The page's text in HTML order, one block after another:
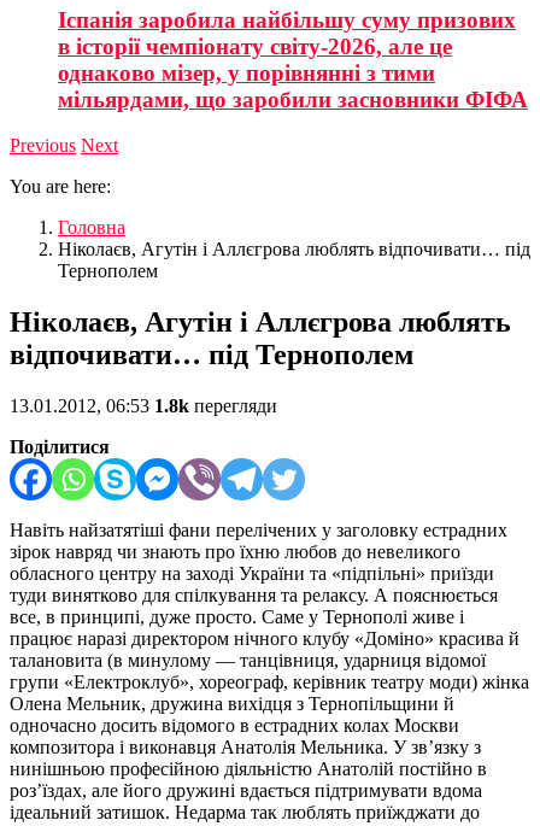
Іспанія заробила найбільшу суму призових
в історії чемпіонату світу-2026, але це
однаково мізер, у порівнянні з тими
мільярдами, що заробили засновники ФІФА
Previous Next
You are here:
Головна
Ніколаєв, Агутін і Аллєгрова люблять відпочивати… під
Тернополем
Ніколаєв, Агутін і Аллєгрова люблять
відпочивати… під Тернополем
13.01.2012, 06:53 1.8k перегляди
Поділитися
Навіть найзатятіші фани перелічених у заголовку естрадних
зірок навряд чи знають про їхню любов до невеликого
обласного центру на заході України та «підпільні» приїзди
туди винятково для спілкування та релаксу. А пояснюється
все, в принципі, дуже просто. Саме у Тернополі живе і
працює наразі директором нічного клубу «Доміно» красива й
талановита (в минулому — танцівниця, ударниця відомої
групи «Електроклуб», хореограф, керівник театру моди) жінка
Олена Мельник, дружина вихідця з Тернопільщини й
одночасно досить відомого в естрадних колах Москви
композитора і виконавця Анатолія Мельника. У зв’язку з
нинішньою професійною діяльністю Анатолій постійно в
роз’їздах, але його дружині вдається підтримувати вдома
ідеальний затишок. Недарма так люблять приїжджати до